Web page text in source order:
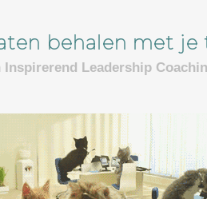
behalen met je
Inspirerend Leadership